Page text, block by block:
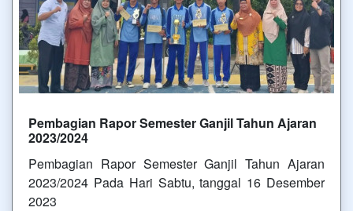
Pembagian Rapor Semester Ganjil Tahun Ajaran
2023/2024
Pembagian Rapor Semester Ganjil Tahun Ajaran
2023/2024 Pada Hari Sabtu, tanggal 16 Desember
2023